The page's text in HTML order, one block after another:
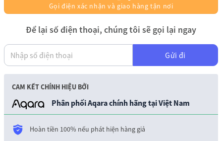
Gọi điện xác nhận và giao hàng tận nơi
Để lại số điện thoại, chúng tôi sẽ gọi lại ngay
Gửi đi
CAM KẾT CHÍNH HIỆU BỞI
Phân phối Aqara chính hãng tại Việt Nam
Hoàn tiền 100% nếu phát hiện hàng giả